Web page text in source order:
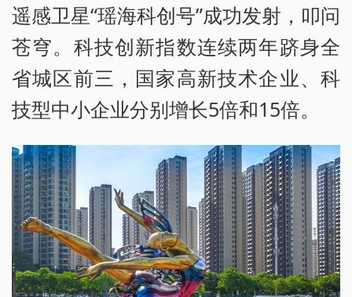
遥感卫星“瑶海科创号”成功发射，叩问
苍穹。科技创新指数连续两年跻身全
省城区前三，国家高新技术企业、科
技型中小企业分别增长5倍和15倍。